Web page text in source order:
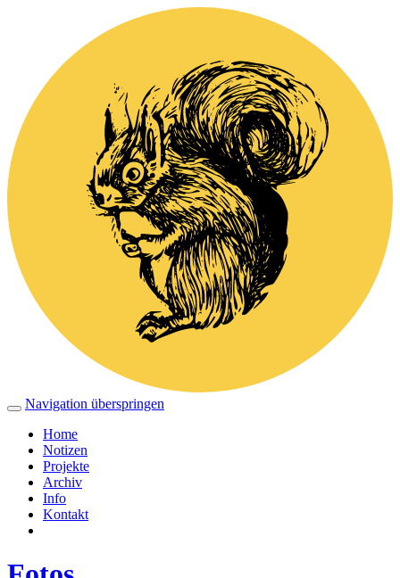
Navigation überspringen
Home
Notizen
Projekte
Archiv
Info
Kontakt